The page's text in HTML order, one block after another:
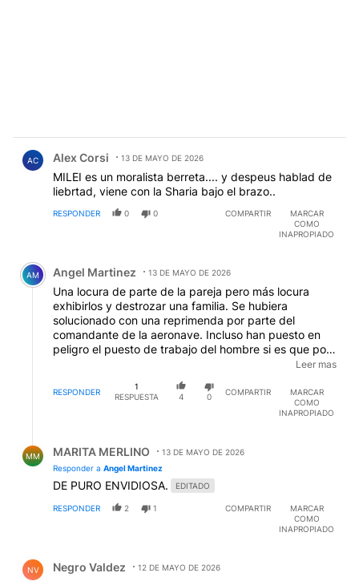
AC Alex Corsi 13 DE MAYO DE 2026
MILEI es un moralista berreta.... y despeus hablad de
liebrtad, viene con la Sharia bajo el brazo..
RESPONDER 0 0 COMPARTIR
MARCAR
COMO
INAPROPIADO
Comentario de Angel Martinez.
AM Angel Martinez 13 DE MAYO DE 2026
Una locura de parte de la pareja pero más locura
exhibirlos y destrozar una familia. Se hubiera
solucionado con una reprimenda por parte del
comandante de la aeronave. Incluso han puesto en
peligro el puesto de trabajo del hombre si es que por
razones de trabajo debe usar aviones y le dictan una
sentencia prhibiéndole el uso de los aviones . La
abuelita , creó un problema mayúsculo al divino dope.
Leer mas
RESPONDER
1
RESPUESTA
4 0
COMPARTIR
MARCAR
COMO
INAPROPIADO
MM MARITA MERLINO
13 DE MAYO DE 2026
Responder a Angel Martinez
DE PURO ENVIDIOSA. EDITADO
RESPONDER 2 1 COMPARTIR
MARCAR
COMO
INAPROPIADO
NV Negro Valdez 12 DE MAYO DE 2026